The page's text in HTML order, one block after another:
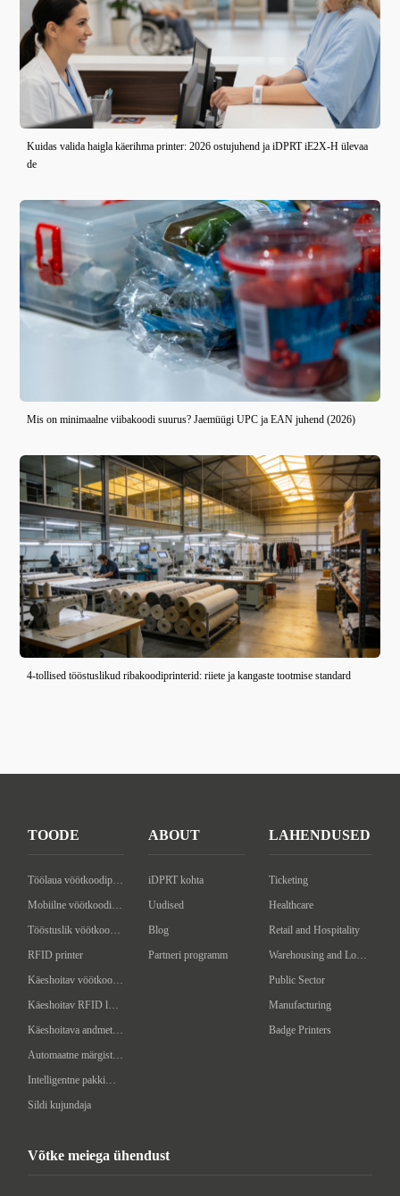
Kuidas valida haigla käerihma printer: 2026 ostujuhend ja iDPRT iE2X-H ülevaa
de
Mis on minimaalne viibakoodi suurus? Jaemüügi UPC ja EAN juhend (2026)
4-tollised tööstuslikud ribakoodiprinterid: riiete ja kangaste tootmise standard
TOODE
Töölaua vöötkoodiprinter
Mobiilne vöötkoodiprinter
Tööstuslik vöötkoodiprinter
RFID printer
Käeshoitav vöötkoodi skanner
Käeshoitav RFID lugeja/kirjutaja
Käeshoitava andmeterminal
Automaatne märgistusmasin
Intelligentne pakkimismasin
Sildi kujundaja
ABOUT
iDPRT kohta
Uudised
Blog
Partneri programm
LAHENDUSED
Ticketing
Healthcare
Retail and Hospitality
Warehousing and Logistics
Public Sector
Manufacturing
Badge Printers
Võtke meiega ühendust